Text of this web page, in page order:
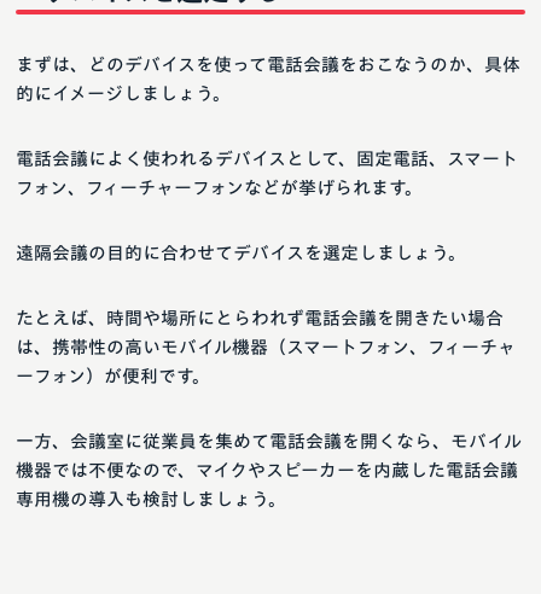
まずは、どのデバイスを使って電話会議をおこなうのか、具体
的にイメージしましょう。
電話会議によく使われるデバイスとして、固定電話、スマート
フォン、フィーチャーフォンなどが挙げられます。
遠隔会議の目的に合わせてデバイスを選定しましょう。
たとえば、時間や場所にとらわれず電話会議を開きたい場合
は、携帯性の高いモバイル機器（スマートフォン、フィーチャ
ーフォン）が便利です。
一方、会議室に従業員を集めて電話会議を開くなら、モバイル
機器では不便なので、マイクやスピーカーを内蔵した電話会議
専用機の導入も検討しましょう。